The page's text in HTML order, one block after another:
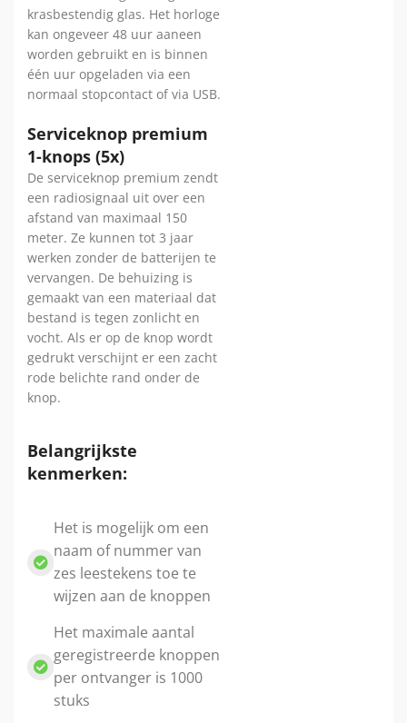
krasbestendig glas. Het horloge
kan ongeveer 48 uur aaneen
worden gebruikt en is binnen
één uur opgeladen via een
normaal stopcontact of via USB.
Serviceknop premium
1-knops (5x)
De serviceknop premium zendt
een radiosignaal uit over een
afstand van maximaal 150
meter. Ze kunnen tot 3 jaar
werken zonder de batterijen te
vervangen. De behuizing is
gemaakt van een materiaal dat
bestand is tegen zonlicht en
vocht. Als er op de knop wordt
gedrukt verschijnt er een zacht
rode belichte rand onder de
knop.
Belangrijkste
kenmerken:
Het is mogelijk om een
naam of nummer van
zes leestekens toe te
wijzen aan de knoppen
Het maximale aantal
geregistreerde knoppen
per ontvanger is 1000
stuks